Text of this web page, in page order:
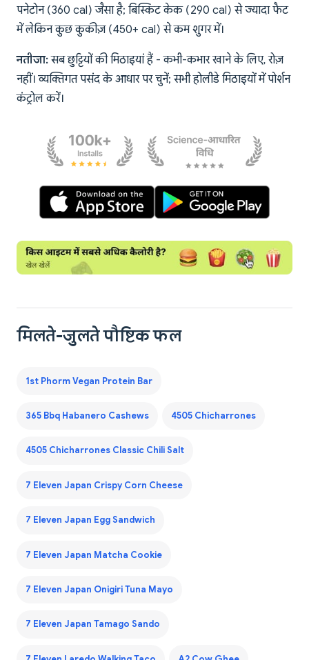
पनेटोन (360 cal) जैसा है; बिस्किट केक (290 cal) से ज्यादा फैट
में लेकिन कुछ कुकीज़ (450+ cal) से कम शुगर में।
नतीजा:सब छुट्टियों की मिठाइयां हैं - कभी-कभार खाने के लिए, रोज़
नहीं। व्यक्तिगत पसंद के आधार पर चुनें; सभी होलीडे मिठाइयों में पोर्शन
कंट्रोल करें।
मिलते-जुलते पौष्टिक फल
1st Phorm Vegan Protein Bar
365 Bbq Habanero Cashews 4505 Chicharrones
4505 Chicharrones Classic Chili Salt
7 Eleven Japan Crispy Corn Cheese
7 Eleven Japan Egg Sandwich
7 Eleven Japan Matcha Cookie
7 Eleven Japan Onigiri Tuna Mayo
7 Eleven Japan Tamago Sando